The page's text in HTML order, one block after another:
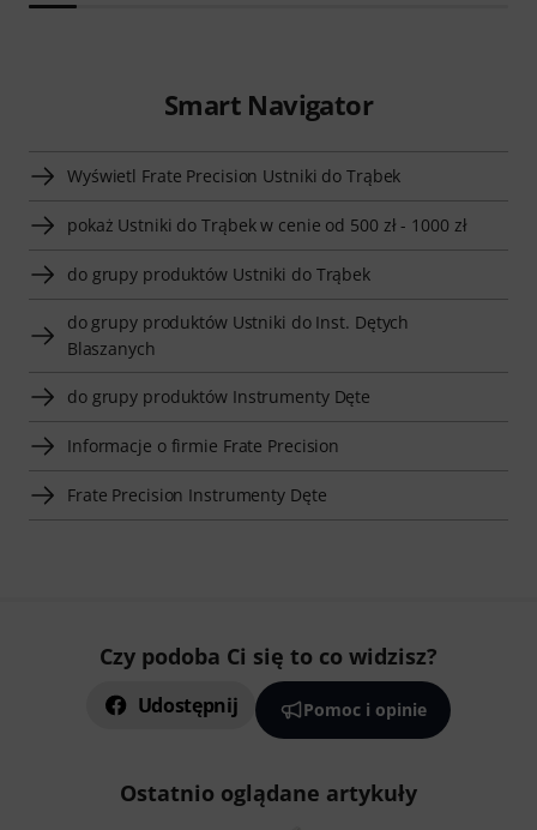
Smart Navigator
Wyświetl Frate Precision Ustniki do Trąbek
pokaż Ustniki do Trąbek w cenie od 500 zł - 1000 zł
do grupy produktów Ustniki do Trąbek
do grupy produktów Ustniki do Inst. Dętych
Blaszanych
do grupy produktów Instrumenty Dęte
Informacje o firmie Frate Precision
Frate Precision Instrumenty Dęte
Czy podoba Ci się to co widzisz?
Udostępnij Pomoc i opinie
Ostatnio oglądane artykuły